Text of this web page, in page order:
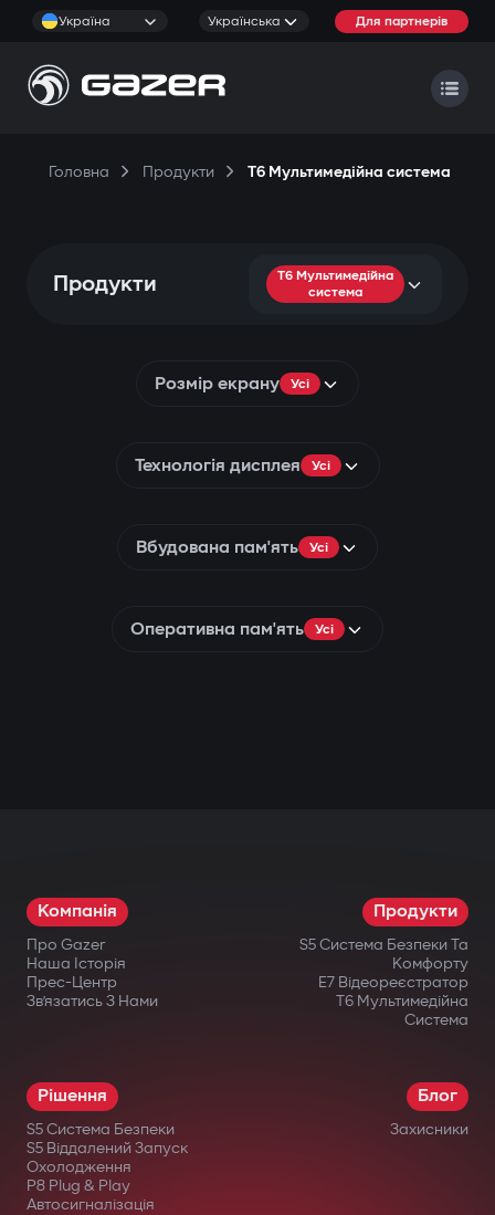
Україна Українська Для партнерів
Головна Продукти T6 Мультимедійна система
Продукти
T6 Мультимедійна
система
Розмір екрану Усі
Технологія дисплея Усі
Вбудована пам'ять Усі
Оперативна пам'ять Усі
Компанія
Про Gazer
Наша Історія
Прес-Центр
Зв’язатись З Нами
Продукти
S5 Система Безпеки Та
Комфорту
E7 Відеореєстратор
T6 Мультимедійна
Система
Рішення
S5 Система Безпеки
S5 Віддалений Запуск
Охолодження
P8 Plug & Play
Автосигналізація
Блог
Захисники